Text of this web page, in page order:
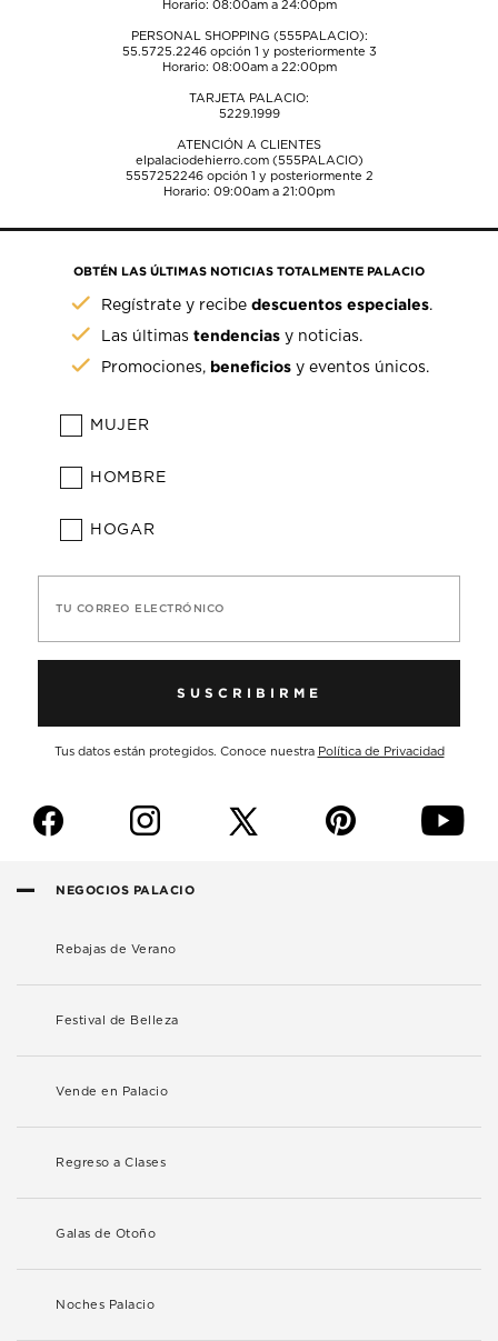
Horario: 08:00am a 24:00pm
PERSONAL SHOPPING (555PALACIO):
55.5725.2246opción 1 y posteriormente 3
Horario: 08:00am a 22:00pm
TARJETA PALACIO:
5229.1999
ATENCIÓN A CLIENTES
elpalaciodehierro.com (555PALACIO)
5557252246opción 1 y posteriormente 2
Horario: 09:00am a 21:00pm
OBTÉN LAS ÚLTIMAS NOTICIAS TOTALMENTE PALACIO
Regístrate y recibedescuentos especiales.
Las últimastendencias y noticias.
Promociones, beneficios y eventos únicos.
MUJER
HOMBRE
HOGAR
TU CORREO ELECTRÓNICO
SUSCRIBIRME
Tus datos están protegidos. Conoce nuestra Política de Privacidad
f i p y
NEGOCIOS PALACIO
Rebajas de Verano
Festival de Belleza
Vende en Palacio
Regreso a Clases
Galas de Otoño
Noches Palacio